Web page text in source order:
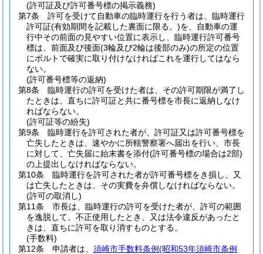
(許可証及び許可番号標の掲示義務)
第7条
許可を受けて自動車の臨時運行を行う者は、臨時運行
許可証(有効期間を記載した裏面に限る。)を、自動車の運
行中その前面の見やすい位置に表示し、臨時運行許可番号
標は、前面及び後面(3輪及び2輪は後部のみ)の所定の位置
にボルトで確実に取り付けなければこれを運行してはなら
ない。
(許可番号標等の返納)
第8条
臨時運行の許可を受けた者は、その許可期限が満了し
たときは、直ちに許可証と共に番号標を市長に返納しなけ
ればならない。
(許可証等の紛失)
第9条
臨時運行を許可された者が、許可証又は許可番号標を
亡失したときは、速やかに所轄警察署へ届出を行い、市長
に対して、亡失届に始末書を添付(許可番号標の場合は2部)
の上提出しなければならない。
第10条
臨時運行を許可された者が許可番号標をき損し、又
は亡失したときは、その実費を弁償しなければならない。
(許可の取消し)
第11条
市長は、臨時運行の許可を受けた者が、許可の範囲
を逸脱して、不正使用したとき、又は法令違反があったと
きは、直ちに許可を取り消すものとする。
(手数料)
第12条
申請者は、 須崎市手数料条例(昭和53年須崎市条例